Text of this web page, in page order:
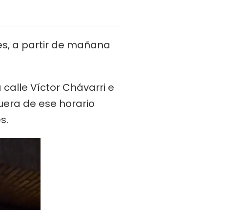
a partir de mañana
calle Víctor Chávarri e
de ese horario